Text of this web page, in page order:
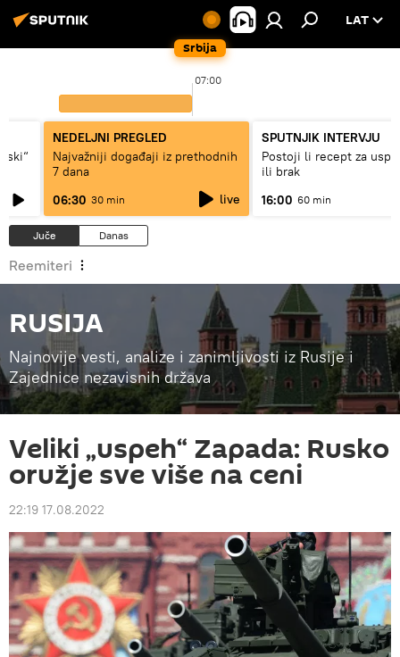
Srbija
LAT
07:00
NEDELJNI PREGLED
Najvažniji događaji iz prethodnih
7 dana
06:30 30 min live
SPUTNJIK INTERVJU
Postoji li recept za
ili brak
16:00 60 min
Juče Danas
Reemiteri
RUSIJA
Najnovije vesti, analize i zanimljivosti iz Rusije i
Zajednice nezavisnih država
Veliki „uspeh“ Zapada: Rusko
oružje sve više na ceni
22:19 17.08.2022